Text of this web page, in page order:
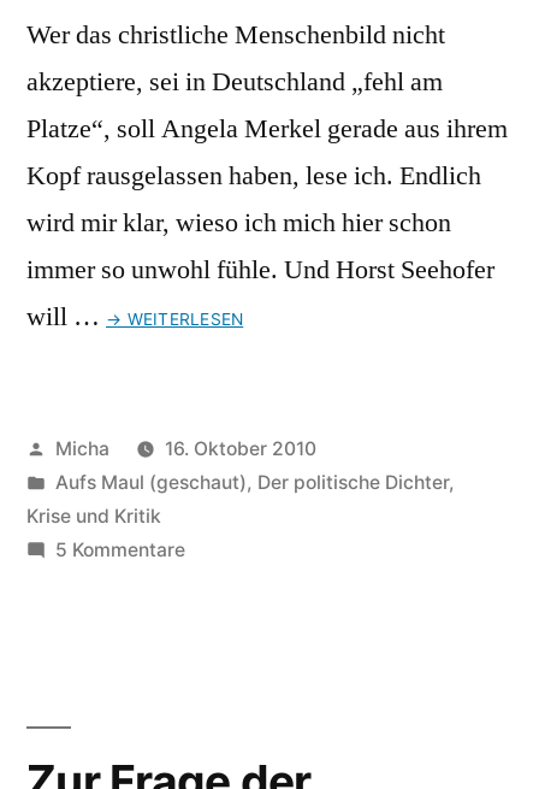
„Tante-
Laden“
möglich
Wer das christliche Menschenbild nicht
akzeptiere, sei in Deutschland „fehl am
Platze“, soll Angela Merkel gerade aus ihrem
Kopf rausgelassen haben, lese ich. Endlich
wird mir klar, wieso ich mich hier schon
immer so unwohl fühle. Und Horst Seehofer
will … → WEITERLESEN
Veröffentlicht
von
Micha
16. Oktober 2010
Veröffentlicht
unter
Aufs Maul (geschaut), Der politische Dichter,
Krise und Kritik
5 Kommentarezu